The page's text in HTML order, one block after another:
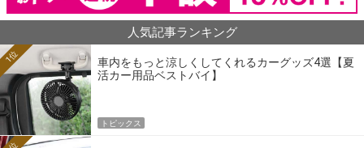
人気記事ランキング
車内をもっと涼しくしてくれるカーグッズ4選【夏
活カー用品ベストバイ】
1位
トピックス